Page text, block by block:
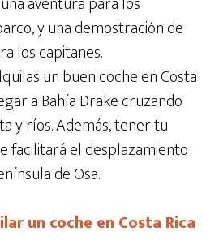
y una demostración de
los capitanes.
un buen coche en Costa
a Bahía Drake cruzando
y ríos. Además, tener tu
facilitará el desplazamiento
de Osa.
un coche en Costa Rica